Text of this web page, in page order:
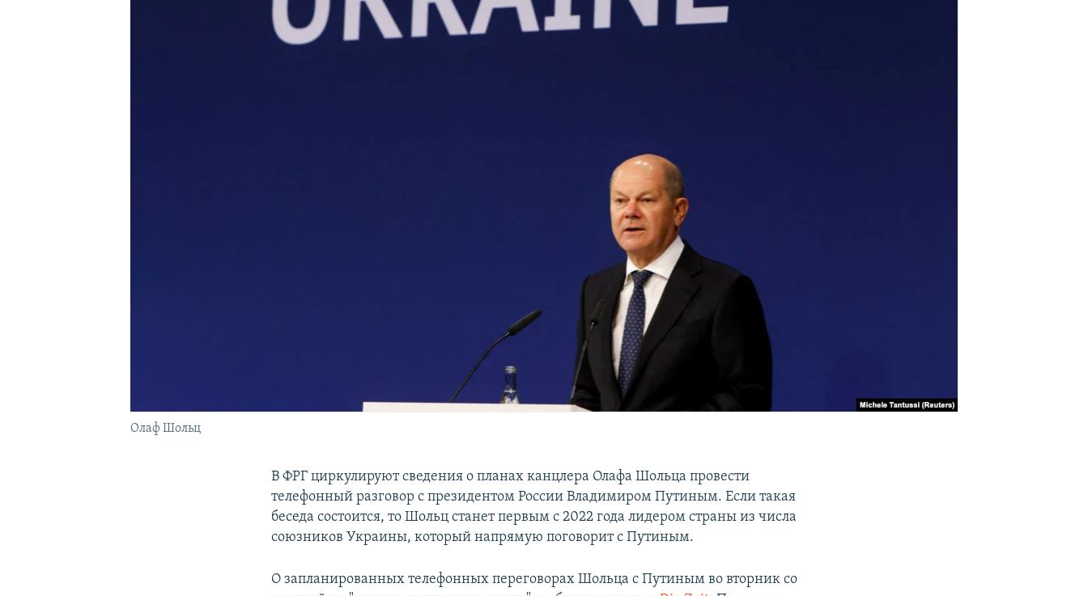
Олаф Шольц
В ФРГ циркулируют сведения о планах канцлера Олафа Шольца провести
телефонный разговор с президентом России Владимиром Путиным. Если такая
беседа состоится, то Шольц станет первым с 2022 года лидером страны из числа
союзников Украины, который напрямую поговорит с Путиным.
О запланированных телефонных переговорах Шольца с Путиным во вторник со